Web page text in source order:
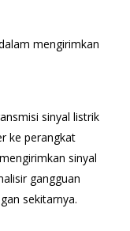
mengirimkan
sinyal listrik
ke perangkat
sinyal
gangguan
sekitarnya.